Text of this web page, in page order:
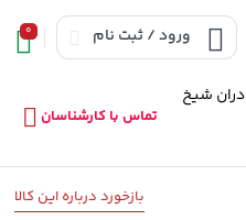
ورود / ثبت نام 0
شیخ
تماس با کارشناسان
بازخورد درباره این کالا